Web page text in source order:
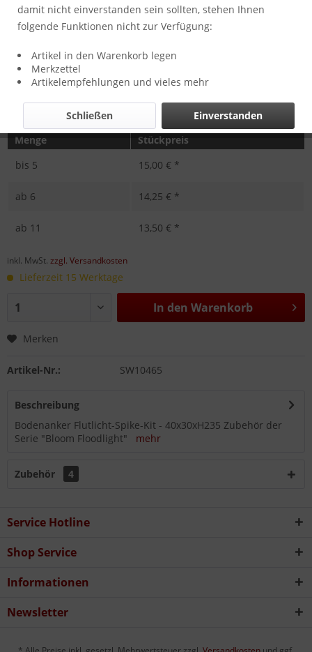
Menge
Stückpreis
bis 5 15,00 € *
ab 6 14,25 € *
ab 11 13,50 € *
inkl. MwSt. zzgl. Versandkosten
Lieferzeit 15 Werktage
In den Warenkorb
Merken
Artikel-Nr.: SW10465
Beschreibung
Bodenanker Flutlicht-Spike-Kit - 40x30xH235 Zubehör der
Serie "Bloom Floodlight" mehr
Zubehör 4
Service Hotline
Shop Service
Informationen
Newsletter
damit nicht einverstanden sein sollten, stehen Ihnen
folgende Funktionen nicht zur Verfügung:
Artikel in den Warenkorb legen
Merkzettel
Artikelempfehlungen und vieles mehr
Einverstanden
Schließen